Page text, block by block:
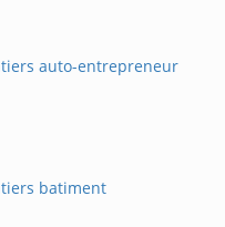
auto-entrepreneur
batiment